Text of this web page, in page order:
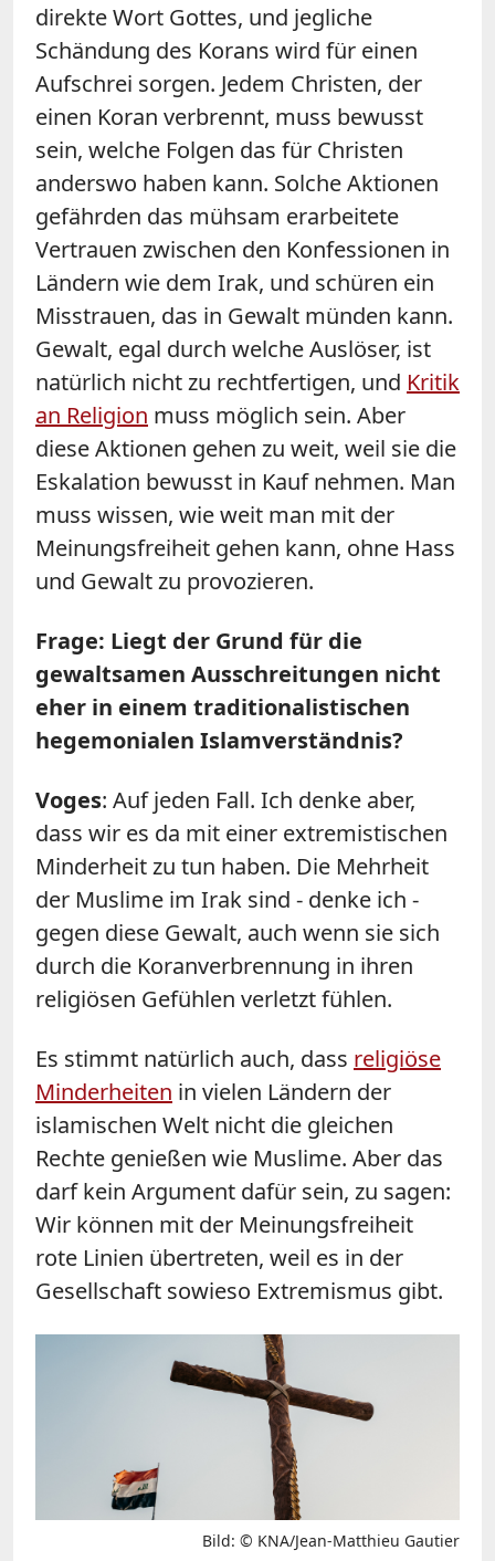
direkte Wort Gottes, und jegliche
Schändung des Korans wird für einen
Aufschrei sorgen. Jedem Christen, der
einen Koran verbrennt, muss bewusst
sein, welche Folgen das für Christen
anderswo haben kann. Solche Aktionen
gefährden das mühsam erarbeitete
Vertrauen zwischen den Konfessionen in
Ländern wie dem Irak, und schüren ein
Misstrauen, das in Gewalt münden kann.
Gewalt, egal durch welche Auslöser, ist
natürlich nicht zu rechtfertigen, und Kritik
an Religion muss möglich sein. Aber
diese Aktionen gehen zu weit, weil sie die
Eskalation bewusst in Kauf nehmen. Man
muss wissen, wie weit man mit der
Meinungsfreiheit gehen kann, ohne Hass
und Gewalt zu provozieren.
Frage: Liegt der Grund für die
gewaltsamen Ausschreitungen nicht
eher in einem traditionalistischen
hegemonialen Islamverständnis?
Voges: Auf jeden Fall. Ich denke aber,
dass wir es da mit einer extremistischen
Minderheit zu tun haben. Die Mehrheit
der Muslime im Irak sind - denke ich -
gegen diese Gewalt, auch wenn sie sich
durch die Koranverbrennung in ihren
religiösen Gefühlen verletzt fühlen.
Es stimmt natürlich auch, dass religiöse
Minderheiten in vielen Ländern der
islamischen Welt nicht die gleichen
Rechte genießen wie Muslime. Aber das
darf kein Argument dafür sein, zu sagen:
Wir können mit der Meinungsfreiheit
rote Linien übertreten, weil es in der
Gesellschaft sowieso Extremismus gibt.
Bild: © KNA/Jean-Matthieu Gautier